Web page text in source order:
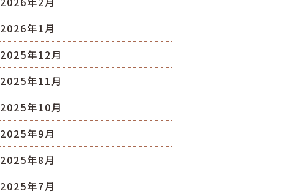
2026年1月
2025年12月
2025年11月
2025年10月
2025年9月
2025年8月
2025年7月